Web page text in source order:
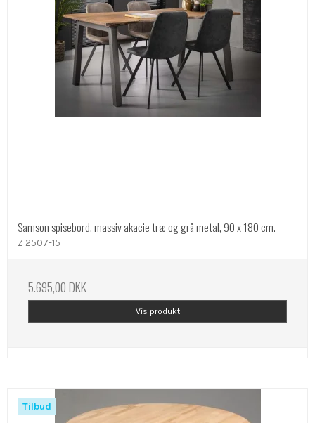
Samson spisebord, massiv akacie træ og grå metal, 90 x 180 cm.
Z 2507-15
5.695,00 DKK
Vis produkt
Tilbud